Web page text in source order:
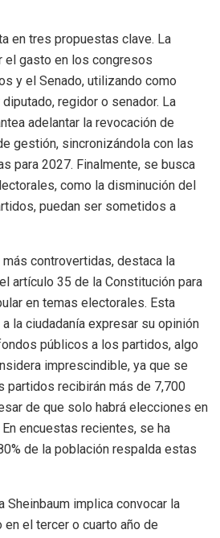
en tres propuestas clave. La
el gasto en los congresos
y el Senado, utilizando como
regidor o senador. La
adelantar la revocación de
gestión, sincronizándola con las
para 2027. Finalmente, se busca
como la disminución del
puedan ser sometidos a
controvertidas, destaca la
artículo 35 de la Constitución para
en temas electorales. Esta
la ciudadanía expresar su opinión
públicos a los partidos, algo
imprescindible, ya que se
partidos recibirán más de 7,700
de que solo habrá elecciones en
encuestas recientes, se ha
de la población respalda estas
Sheinbaum implica convocar la
el tercer o cuarto año de